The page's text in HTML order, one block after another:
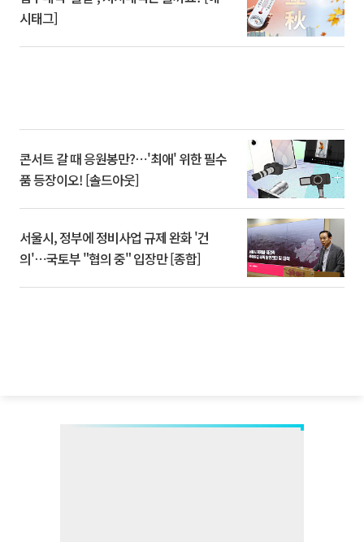
시태그]
콘서트 갈 때 응원봉만?⋯'최애' 위한 필수
품 등장이오! [솔드아웃]
서울시, 정부에 정비사업 규제 완화 '건
의'⋯국토부 "협의 중" 입장만 [종합]